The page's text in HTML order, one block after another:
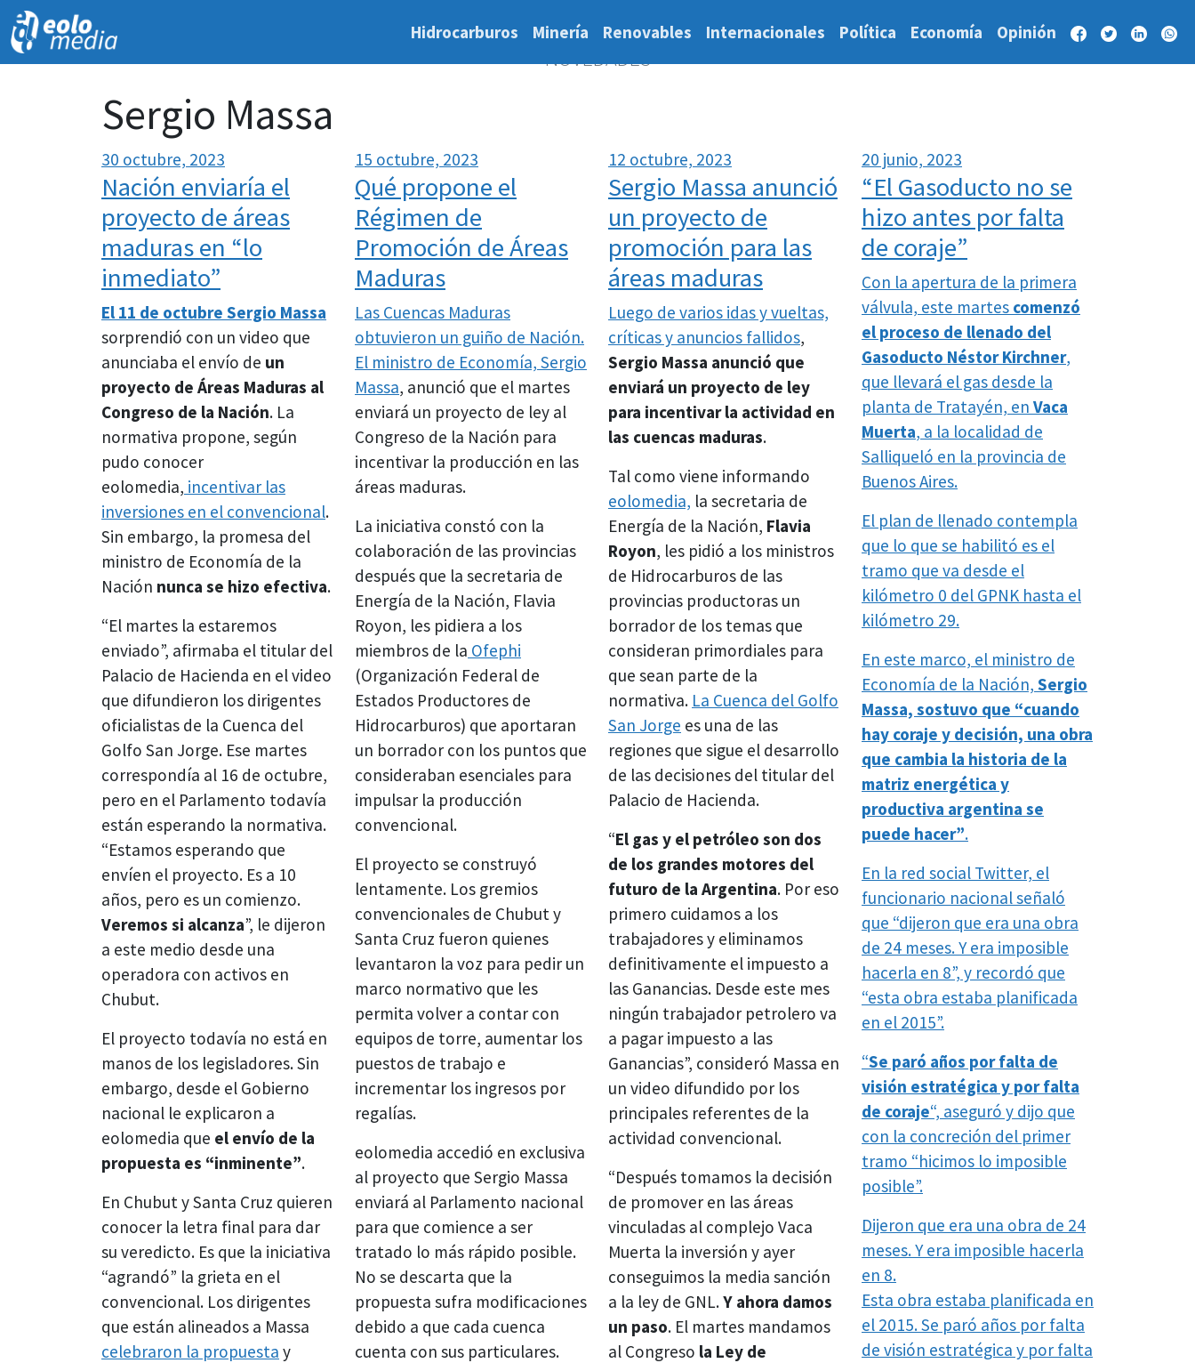
Hidrocarburos Minería Renovables Internacionales Política Economía Opinión
NOVEDADES
Sergio Massa
30 octubre, 2023
Nación enviaría el
proyecto de áreas
maduras en “lo
inmediato”
El 11 de octubre Sergio Massa
sorprendió con un video que
anunciaba el envío de un
proyecto de Áreas Maduras al
Congreso de la Nación. La
normativa propone, según
pudo conocer
eolomedia, incentivar las
inversiones en el convencional.
Sin embargo, la promesa del
ministro de Economía de la
Nación nunca se hizo efectiva.
“El martes la estaremos
enviado”, afirmaba el titular del
Palacio de Hacienda en el video
que difundieron los dirigentes
oficialistas de la Cuenca del
Golfo San Jorge. Ese martes
correspondía al 16 de octubre,
pero en el Parlamento todavía
están esperando la normativa.
“Estamos esperando que
envíen el proyecto. Es a 10
años, pero es un comienzo.
Veremos si alcanza”, le dijeron
a este medio desde una
operadora con activos en
Chubut.
El proyecto todavía no está en
manos de los legisladores. Sin
embargo, desde el Gobierno
nacional le explicaron a
eolomedia que el envío de la
propuesta es “inminente”.
En Chubut y Santa Cruz quieren
conocer la letra final para dar
su veredicto. Es que la iniciativa
“agrandó” la grieta en el
convencional. Los dirigentes
que están alineados a Massa
celebraron la propuesta y
15 octubre, 2023
Qué propone el
Régimen de
Promoción de Áreas
Maduras
Las Cuencas Maduras
obtuvieron un guiño de Nación.
El ministro de Economía, Sergio
Massa, anunció que el martes
enviará un proyecto de ley al
Congreso de la Nación para
incentivar la producción en las
áreas maduras.
La iniciativa constó con la
colaboración de las provincias
después que la secretaria de
Energía de la Nación, Flavia
Royon, les pidiera a los
miembros de la Ofephi
(Organización Federal de
Estados Productores de
Hidrocarburos) que aportaran
un borrador con los puntos que
consideraban esenciales para
impulsar la producción
convencional.
El proyecto se construyó
lentamente. Los gremios
convencionales de Chubut y
Santa Cruz fueron quienes
levantaron la voz para pedir un
marco normativo que les
permita volver a contar con
equipos de torre, aumentar los
puestos de trabajo e
incrementar los ingresos por
regalías.
eolomedia accedió en exclusiva
al proyecto que Sergio Massa
enviará al Parlamento nacional
para que comience a ser
tratado lo más rápido posible.
No se descarta que la
propuesta sufra modificaciones
debido a que cada cuenca
cuenta con sus particulares.
12 octubre, 2023
Sergio Massa anunció
un proyecto de
promoción para las
áreas maduras
Luego de varios idas y vueltas,
críticas y anuncios fallidos,
Sergio Massa anunció que
enviará un proyecto de ley
para incentivar la actividad en
las cuencas maduras.
Tal como viene informando
eolomedia, la secretaria de
Energía de la Nación, Flavia
Royon, les pidió a los ministros
de Hidrocarburos de las
provincias productoras un
borrador de los temas que
consideran primordiales para
que sean parte de la
normativa. La Cuenca del Golfo
San Jorge es una de las
regiones que sigue el desarrollo
de las decisiones del titular del
Palacio de Hacienda.
“El gas y el petróleo son dos
de los grandes motores del
futuro de la Argentina. Por eso
primero cuidamos a los
trabajadores y eliminamos
definitivamente el impuesto a
las Ganancias. Desde este mes
ningún trabajador petrolero va
a pagar impuesto a las
Ganancias”, consideró Massa en
un video difundido por los
principales referentes de la
actividad convencional.
“Después tomamos la decisión
de promover en las áreas
vinculadas al complejo Vaca
Muerta la inversión y ayer
conseguimos la media sanción
a la ley de GNL.Y ahora damos
un paso. El martes mandamos
al Congreso la Ley de
20 junio, 2023
“El Gasoducto no se
hizo antes por falta
de coraje”
Con la apertura de la primera
válvula, este martes comenzó
el proceso de llenado del
Gasoducto Néstor Kirchner,
que llevará el gas desde la
planta de Tratayén, en Vaca
Muerta, a la localidad de
Salliqueló en la provincia de
Buenos Aires.
El plan de llenado contempla
que lo que se habilitó es el
tramo que va desde el
kilómetro 0 del GPNK hasta el
kilómetro 29.
En este marco, el ministro de
Economía de la Nación, Sergio
Massa, sostuvo que “cuando
hay coraje y decisión, una obra
que cambia la historia de la
matriz energética y
productiva argentina se
puede hacer”.
En la red social Twitter, el
funcionario nacional señaló
que “dijeron que era una obra
de 24 meses. Y era imposible
hacerla en 8”, y recordó que
“esta obra estaba planificada
en el 2015”.
“Se paró años por falta de
visión estratégica y por falta
de coraje“, aseguró y dijo que
con la concreción del primer
tramo “hicimos lo imposible
posible”.
Dijeron que era una obra de 24
meses. Y era imposible hacerla
en 8.
Esta obra estaba planificada en
el 2015. Se paró años por falta
de visión estratégica y por falta